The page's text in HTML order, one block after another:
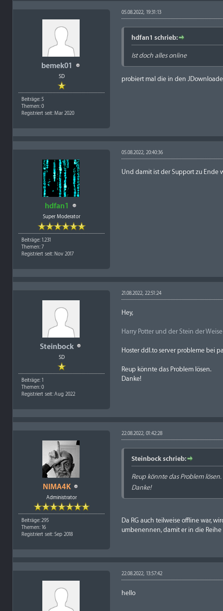
bemek01
SD
Beiträge: 5
Themen: 0
Registriert seit: Mar 2020
05.08.2022, 19:31:13
hdfan1 schrieb:
Ist doch alles online
probiert mal die in den
hdfan1
Super Moderator
Beiträge: 1.231
Themen: 7
Registriert seit: Nov 2017
05.08.2022, 20:40:36
Und damit ist der Support zu Ende
Steinbock
SD
Beiträge: 1
Themen: 0
Registriert seit: Aug 2022
21.08.2022, 22:51:24
Hey,
Harry Potter und der Stein der
Hoster ddl.to server probleme bei
Reup könnte das Problem lösen.
Danke!
NIMA4K
Administrator
Beiträge: 295
Themen: 16
Registriert seit: Sep 2018
22.08.2022, 01:42:28
Steinbock schrieb:
Reup könnte das Problem lösen.
Danke!
Da RG auch teilweise offline war,
umbenennen, damit er in die
22.08.2022, 13:57:42
hello